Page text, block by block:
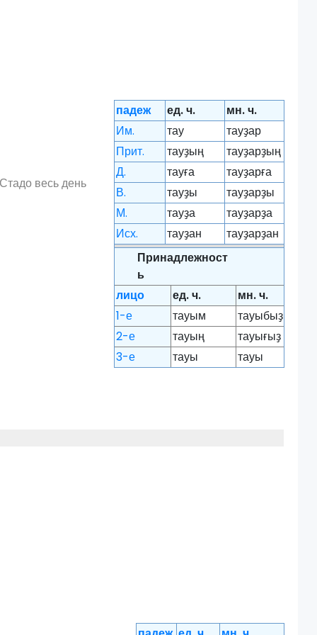
падеж ед. ч.
мн. ч.
Им.
тау
тауҙар
Прит.
тауҙың
тауҙарҙың
Д.
тауға
тауҙарға
В.
тауҙы
тауҙарҙы
М.
тауҙа
тауҙарҙа
Исх.
тауҙан
тауҙарҙан
Принадлежност
ь
лицо
ед. ч.
мн. ч.
1-е
тауым
тауыбыҙ
2-е
тауың
тауығыҙ
3-е
тауы тауы
весь день